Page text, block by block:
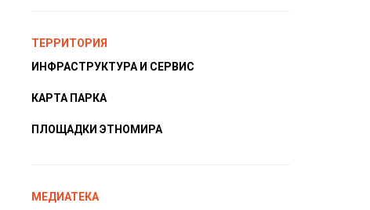
ТЕРРИТОРИЯ
ИНФРАСТРУКТУРА И СЕРВИС
КАРТА ПАРКА
ПЛОЩАДКИ ЭТНОМИРА
МЕДИАТЕКА